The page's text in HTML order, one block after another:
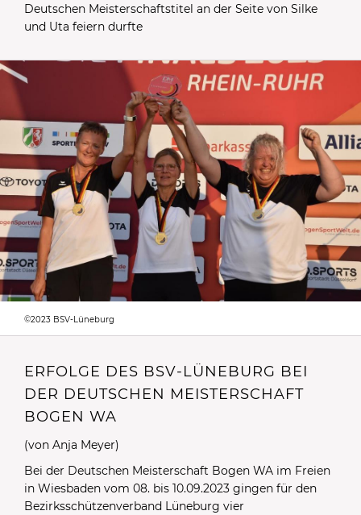
Deutschen Meisterschaftstitel an der Seite von Silke
und Uta feiern durfte
©2023 BSV-Lüneburg
ERFOLGE DES BSV-LÜNEBURG BEI
DER DEUTSCHEN MEISTERSCHAFT
BOGEN WA
(von Anja Meyer)
Bei der Deutschen Meisterschaft Bogen WA im Freien
in Wiesbaden vom 08. bis 10.09.2023 gingen für den
Bezirksschützenverband Lüneburg vier